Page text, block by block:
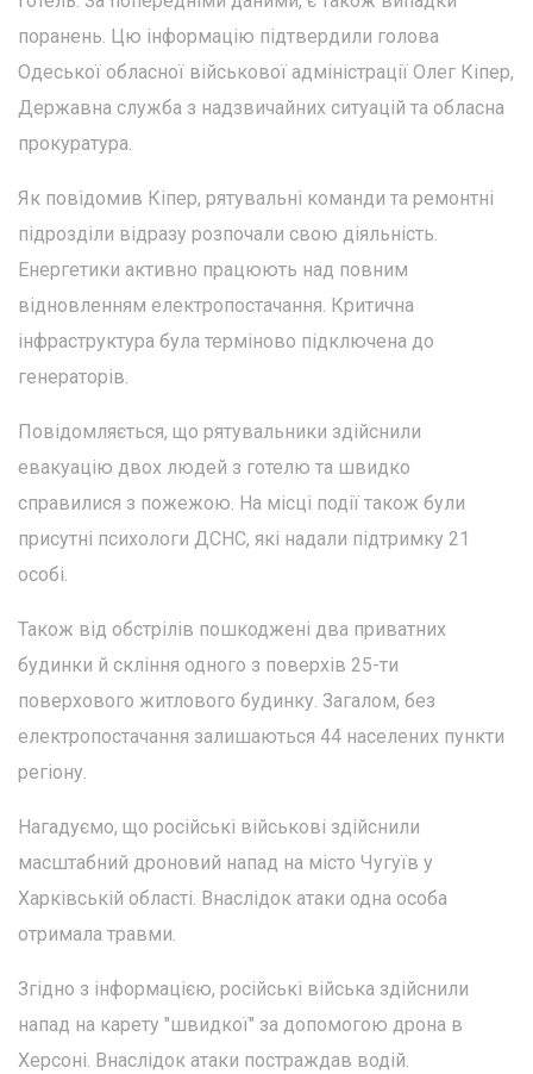
поранень. Цю інформацію підтвердили голова
Одеської обласної військової адміністрації Олег Кіпер,
Державна служба з надзвичайних ситуацій та обласна
прокуратура.
Як повідомив Кіпер, рятувальні команди та ремонтні
підрозділи відразу розпочали свою діяльність.
Енергетики активно працюють над повним
відновленням електропостачання. Критична
інфраструктура була терміново підключена до
генераторів.
Повідомляється, що рятувальники здійснили
евакуацію двох людей з готелю та швидко
справилися з пожежою. На місці події також були
присутні психологи ДСНС, які надали підтримку 21
особі.
Також від обстрілів пошкоджені два приватних
будинки й скління одного з поверхів 25-ти
поверхового житлового будинку. Загалом, без
електропостачання залишаються 44 населених пункти
регіону.
Нагадуємо, що російські військові здійснили
масштабний дроновий напад на місто Чугуїв у
Харківській області. Внаслідок атаки одна особа
отримала травми.
Згідно з інформацією, російські війська здійснили
напад на карету "швидкої" за допомогою дрона в
Херсоні. Внаслідок атаки постраждав водій.